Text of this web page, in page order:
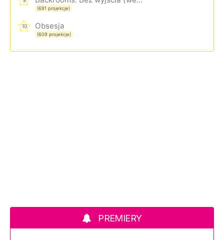
(691 projekcje)
10 Obsesja
(609 projekcje)
PREMIERY